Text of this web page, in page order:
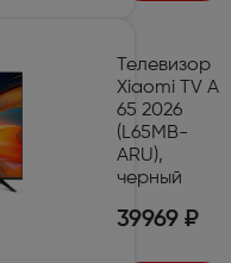
Телевизор
Xiaomi TV A
65 2026
(L65MB-
ARU),
черный
39969 ₽